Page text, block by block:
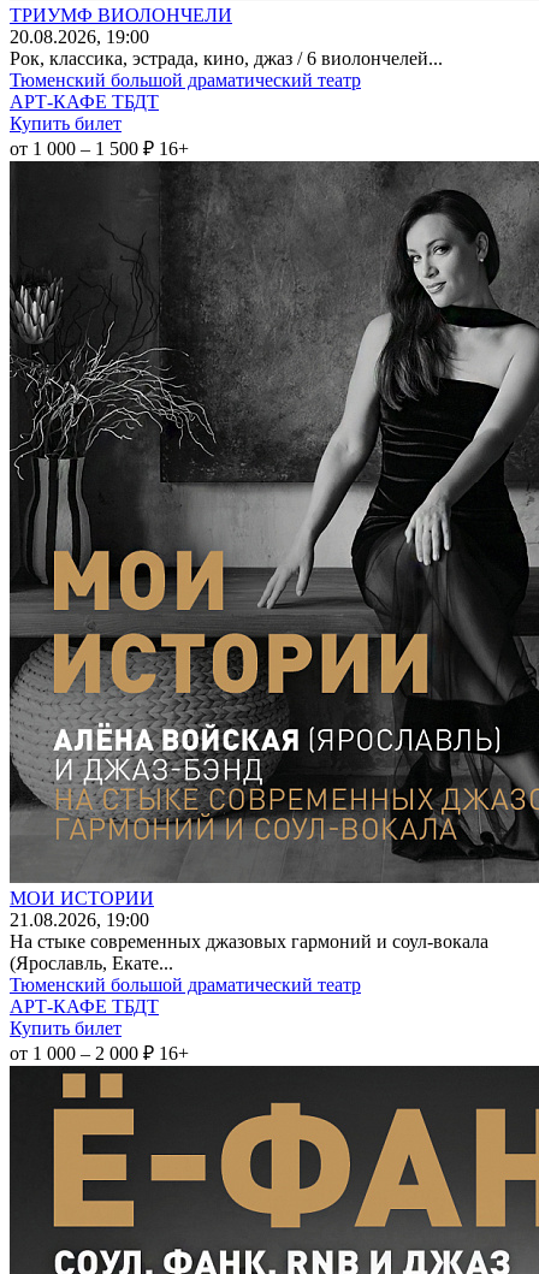
ТРИУМФ ВИОЛОНЧЕЛИ
20.08.2026, 19:00
Рок, классика, эстрада, кино, джаз / 6 виолончелей...
Тюменский большой драматический театр
АРТ-КАФЕ ТБДТ
Купить билет
от 1 000 – 1 500 ₽ 16+
МОИ ИСТОРИИ
21 .08.2026, 19:00
На стыке современных джазовых гармоний и соул-вокала
(Ярославль, Екате...
Тюменский большой драматический театр
АРТ-КАФЕ ТБДТ
Купить билет
от 1 000 – 2 000 ₽ 16+